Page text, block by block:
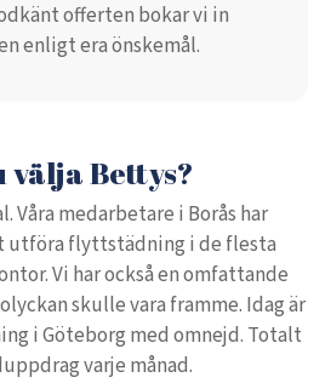
offerten bokar vi in
enligt era önskemål.
Bettys?
Våra medarbetare i Borås har
utföra flyttstädning i de flesta
Vi har också en omfattande
skulle vara framme. Idag är
i Göteborg med omnejd. Totalt
varje månad.